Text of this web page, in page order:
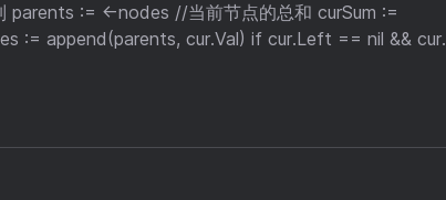
parents := <-nodes //当前节点的总和 curSum :=
:= append(parents, cur.Val) if cur.Left == nil && cur.